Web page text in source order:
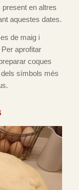
en altres
aquestes dates.
de maig i
aprofitar
coques
símbols més